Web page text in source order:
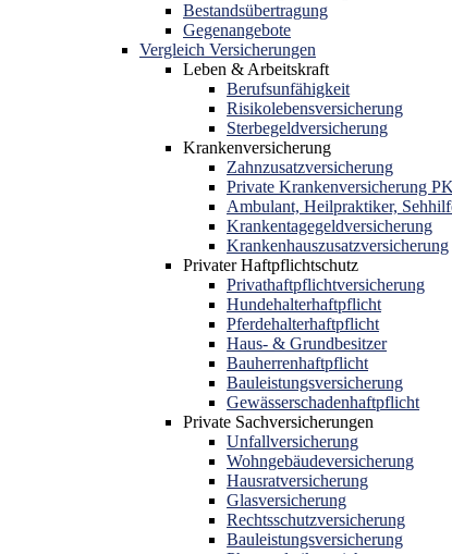
Bestandsübertragung
Gegenangebote
Vergleich Versicherungen
Leben & Arbeitskraft
Berufsunfähigkeit
Risikolebensversicherung
Sterbegeldversicherung
Krankenversicherung
Zahnzusatzversicherung
Private Krankenversicherung
Ambulant, Heilpraktiker,
Krankentagegeldversicherung
Krankenhauszusatzversicherung
Privater Haftpflichtschutz
Privathaftpflichtversicherung
Hundehalterhaftpflicht
Pferdehalterhaftpflicht
Haus- & Grundbesitzer
Bauherrenhaftpflicht
Bauleistungsversicherung
Gewässerschadenhaftpflicht
Private Sachversicherungen
Unfallversicherung
Wohngebäudeversicherung
Hausratversicherung
Glasversicherung
Rechtsschutzversicherung
Bauleistungsversicherung